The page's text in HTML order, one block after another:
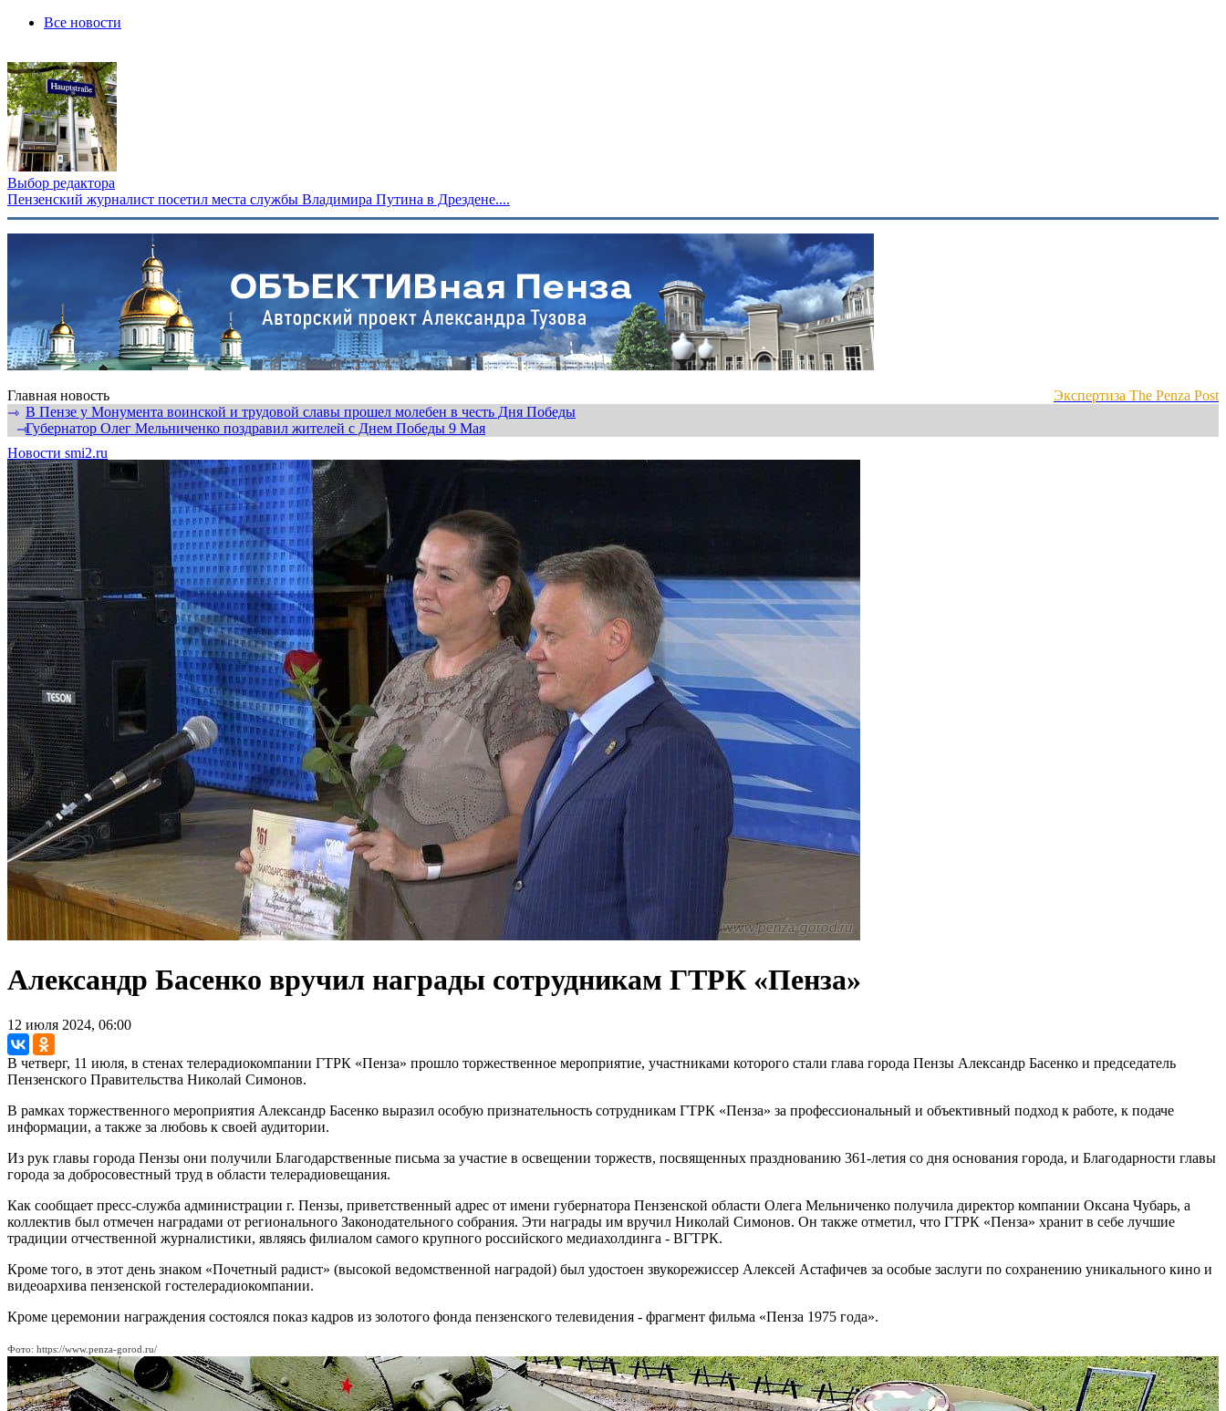
Все новости
Выбор редактора
Пензенский журналист посетил места службы Владимира Путина в Дрездене....
Главная новость
Экспертиза The Penza Post
⇾ В Пензе у Монумента воинской и трудовой славы прошел молебен в честь Дня Победы
⇾Губернатор Олег Мельниченко поздравил жителей с Днем Победы 9 Мая
Новости smi2.ru
Александр Басенко вручил награды сотрудникам ГТРК «Пенза»
12 июля 2024, 06:00
В четверг, 11 июля, в стенах телерадиокомпании ГТРК «Пенза» прошло торжественное мероприятие, участниками которого стали глава города Пензы Александр Басенко и председатель
Пензенского Правительства Николай Симонов.
В рамках торжественного мероприятия Александр Басенко выразил особую признательность сотрудникам ГТРК «Пенза» за профессиональный и объективный подход к работе, к подаче
информации, а также за любовь к своей аудитории.
Из рук главы города Пензы они получили Благодарственные письма за участие в освещении торжеств, посвященных празднованию 361-летия со дня основания города, и Благодарности главы
города за добросовестный труд в области телерадиовещания.
Как сообщает пресс-служба администрации г. Пензы, приветственный адрес от имени губернатора Пензенской области Олега Мельниченко получила директор компании Оксана Чубарь, а
коллектив был отмечен наградами от регионального Законодательного собрания. Эти награды им вручил Николай Симонов. Он также отметил, что ГТРК «Пенза» хранит в себе лучшие
традиции отчественной журналистики, являясь филиалом самого крупного российского медиахолдинга - ВГТРК.
Кроме того, в этот день знаком «Почетный радист» (высокой ведомственной наградой) был удостоен звукорежиссер Алексей Астафичев за особые заслуги по сохранению уникального кино и
видеоархива пензенской гостелерадиокомпании.
Кроме церемонии награждения состоялся показ кадров из золотого фонда пензенского телевидения - фрагмент фильма «Пенза 1975 года».
Фото: https://www.penza-gorod.ru/